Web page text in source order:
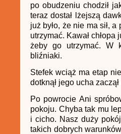
po obudzeniu chodził
teraz dostał lżejszą
już było, że nie ma sił,
utrzymać. Kawał
żeby go utrzymać. W
bliźniaki.
Stefek wciąż ma etap
dotknął jego ucha
Po powrocie Ani
pokoju. Chyba tak mu
i cicho. Nasz duży
takich dobrych